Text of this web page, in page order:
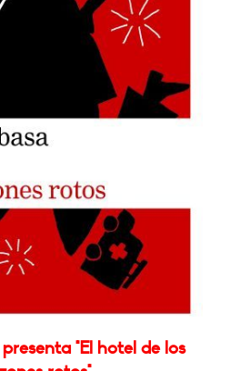
"El hotel de los